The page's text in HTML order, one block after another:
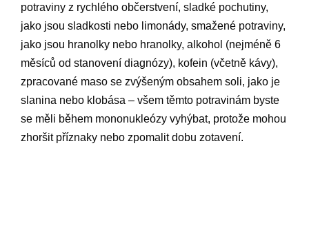
potraviny z rychlého občerstvení, sladké pochutiny,
jako jsou sladkosti nebo limonády, smažené potraviny,
jako jsou hranolky nebo hranolky, alkohol (nejméně 6
měsíců od stanovení diagnózy), kofein (včetně kávy),
zpracované maso se zvýšeným obsahem soli, jako je
slanina nebo klobása – všem těmto potravinám byste
se měli během mononukleózy vyhýbat, protože mohou
zhoršit příznaky nebo zpomalit dobu zotavení.